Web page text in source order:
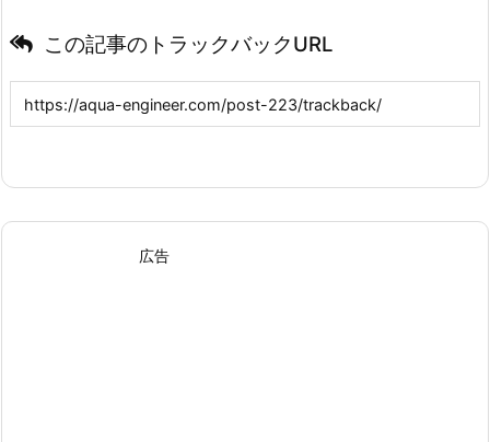
この記事のトラックバックURL
広告